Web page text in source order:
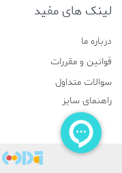
لینک های مفید
درباره ما
قوانین و مقررات
سوالات متداول
راهنمای سایز